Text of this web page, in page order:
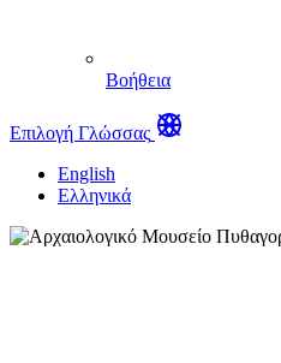
Βοήθεια
Επιλογή Γλώσσας
English
Ελληνικά